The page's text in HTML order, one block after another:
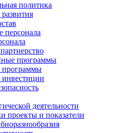
политика
персонала
программы
программы
деятельности
проекты и показатели